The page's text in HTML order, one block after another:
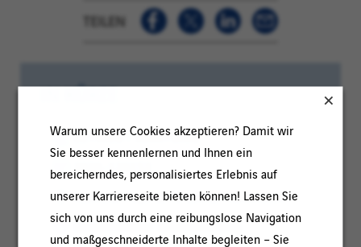
Warum unsere Cookies akzeptieren? Damit wir
Sie besser kennenlernen und Ihnen ein
bereicherndes, personalisiertes Erlebnis auf
unserer Karriereseite bieten können! Lassen Sie
sich von uns durch eine reibungslose Navigation
und maßgeschneiderte Inhalte begleiten – Sie
IN KÜRZE
Kategorie:
BETRIEB / WARTUNG
Referenz:
2026-126153
Kundencode:
Standort:
Nantes, Pays de la Loire, Frankreich
Vertragsart:
Unbefristeter Arbeitsvertrag
TEILEN